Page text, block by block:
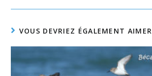
autre autre autre autre
VOUS DEVRIEZ ÉGALEMENT AIMER